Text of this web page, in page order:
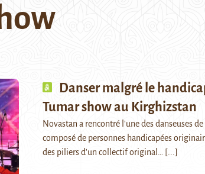
Danser malgré le
Tumar show au Kirghizstan
Novastan a rencontré l'une des danseuses
composé de personnes handicapées
des piliers d'un collectif original…
[...]